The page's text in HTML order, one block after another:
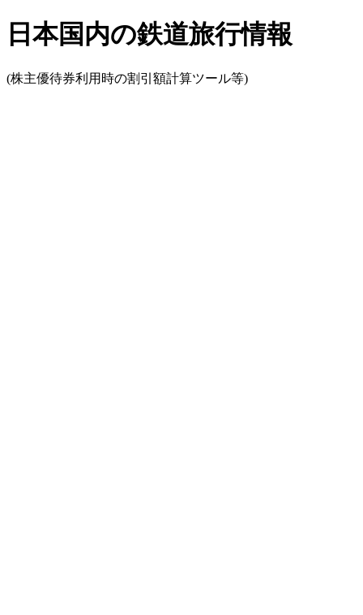
日本国内の鉄道旅行情報
(株主優待券利用時の割引額計算ツール等)